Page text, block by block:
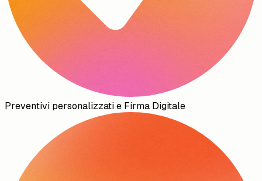
Preventivi personalizzati e Firma Digitale